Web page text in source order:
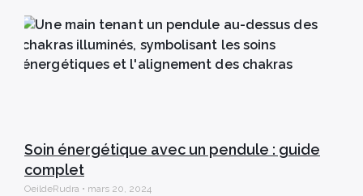
Soin énergétique avec un pendule : guide
complet
OeildeRudra mars 20, 2024